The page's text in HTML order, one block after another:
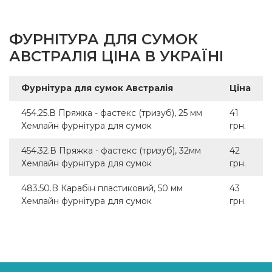
ФУРНІТУРА ДЛЯ СУМОК
АВСТРАЛІЯ ЦІНА В УКРАЇНІ
Фурнітура для сумок Австралія Ціна
454.25.В Пряжка - фастекс (тризуб), 25 мм
Хемлайн фурнітура для сумок
41
грн.
454.32.В Пряжка - фастекс (тризуб), 32мм
Хемлайн фурнітура для сумок
42
грн.
483.50.B Карабін пластиковий, 50 мм
Хемлайн фурнітура для сумок
43
грн.